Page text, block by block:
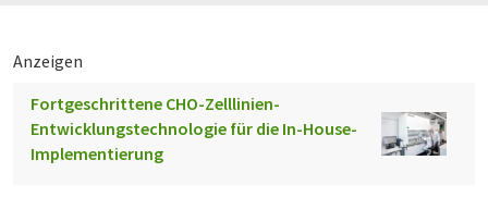
Anzeigen
Fortgeschrittene CHO-Zelllinien-
Entwicklungstechnologie für die In-House-
Implementierung